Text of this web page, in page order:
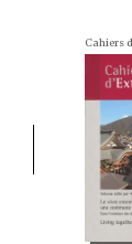
Cahiers